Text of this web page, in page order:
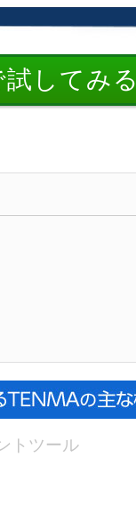
してみる
トツール